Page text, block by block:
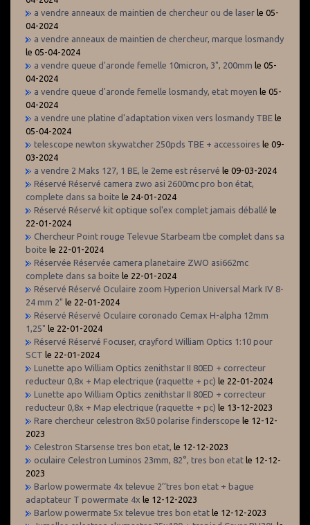
a vendre anneaux de maintien de chercheur ou de laser le 05-
04-2024
a vendre anneaux de maintien de chercheur, marque losmandy
le 05-04-2024
a vendre queue d'aronde femelle 10micron, 3", 200mm le 05-
04-2024
a vendre queue d'aronde femelle losmandy, etat moyen le 05-
04-2024
a vendre une platine d'adaptation vixen vers losmandy TBE le
05-04-2024
telescope newton skywatcher 250pds TBE + accessoires le 09-
03-2024
a vendre 2 Maks 127, 1 BE, le 2eme est réservé le 09-03-2024
Réservé Réservé camera zwo asi 2600mc pro bon état,
complete dans sa boite le 24-01-2024
Réservé Réservé kit optique sol'ex complet jamais déballé le
22-01-2024
Chercheur Point rouge Televue Starbeam tbe complet dans sa
boite le 22-01-2024
Réservée Réservée camera planetaire ZWO asi662mc
complete dans sa boite le 22-01-2024
Réservé Réservé Oculaire zoom Hyperion Universal Mark IV 8-
24 mm 2" le 22-01-2024
Réservé Réservé Oculaire coronado Cemax H-alpha 12mm
1,25" le 22-01-2024
Réservé Réservé Focuser, crayford William Optics 1:10 pour
SCT le 22-01-2024
Lunette apo William Optics zenithstar II 80ED + correcteur
reducteur 0,8x + Map electrique (raquette + pc) le 22-01-2024
Lunette apo William Optics zenithstar II 80ED + correcteur
reducteur 0,8x + Map electrique (raquette + pc) le 13-12-2023
Rare chercheur celestron 8x50 polarise finderscope le 12-12-
2023
Celestron Starsense tres bon etat, le 12-12-2023
oculaire Celestron Luminos 23mm, 82°, tres bon etat le 12-12-
2023
Barlow powermate 4x televue 2’’tres bon etat + bague
adaptateur T powermate 4x le 12-12-2023
Barlow powermate 5x televue tres bon etat le 12-12-2023